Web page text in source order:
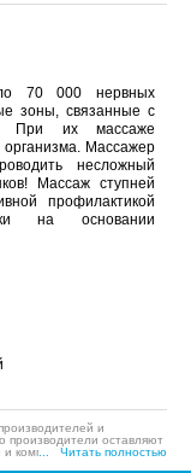
70 000 нервных
зоны, связанные с
При их массаже
Массажер
несложный
Массаж ступней
профилактикой
на основании
и
производители оставляют
и комплектацию товара,
... Читать полностью